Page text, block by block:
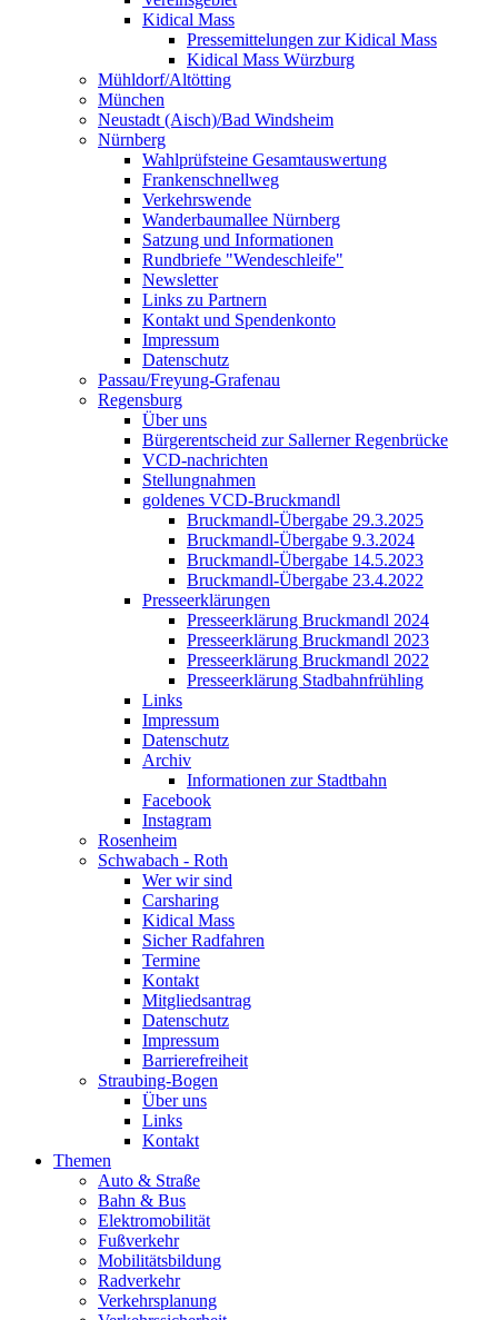
Kidical Mass
Pressemittelungen zur Kidical Mass
Kidical Mass Würzburg
Mühldorf/Altötting
München
Neustadt (Aisch)/Bad Windsheim
Nürnberg
Wahlprüfsteine Gesamtauswertung
Frankenschnellweg
Verkehrswende
Wanderbaumallee Nürnberg
Satzung und Informationen
Rundbriefe "Wendeschleife"
Newsletter
Links zu Partnern
Kontakt und Spendenkonto
Impressum
Datenschutz
Passau/Freyung-Grafenau
Regensburg
Über uns
Bürgerentscheid zur Sallerner Regenbrücke
VCD-nachrichten
Stellungnahmen
goldenes VCD-Bruckmandl
Bruckmandl-Übergabe 29.3.2025
Bruckmandl-Übergabe 9.3.2024
Bruckmandl-Übergabe 14.5.2023
Bruckmandl-Übergabe 23.4.2022
Presseerklärungen
Presseerklärung Bruckmandl 2024
Presseerklärung Bruckmandl 2023
Presseerklärung Bruckmandl 2022
Presseerklärung Stadbahnfrühling
Links
Impressum
Datenschutz
Archiv
Informationen zur Stadtbahn
Facebook
Instagram
Rosenheim
Schwabach - Roth
Wer wir sind
Carsharing
Kidical Mass
Sicher Radfahren
Termine
Kontakt
Mitgliedsantrag
Datenschutz
Impressum
Barrierefreiheit
Straubing-Bogen
Über uns
Links
Kontakt
Themen
Auto & Straße
Bahn & Bus
Elektromobilität
Fußverkehr
Mobilitätsbildung
Radverkehr
Verkehrsplanung